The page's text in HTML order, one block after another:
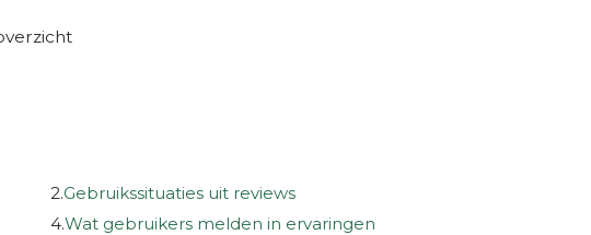
2.Gebruikssituaties uit reviews
4.Wat gebruikers melden in ervaringen